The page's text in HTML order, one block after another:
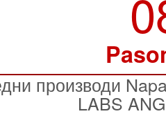
производи
LABS